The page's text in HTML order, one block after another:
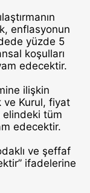
enflasyonun
yüzde 5
koşulları
edecektir.
ilişkin
ve Kurul, fiyat
elindeki tüm
edecektir.
ve şeffaf
ifadelerine